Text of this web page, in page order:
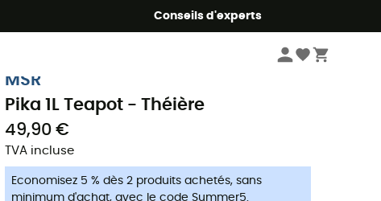
Conseils d'experts
MSR
Pika 1L Teapot - Théière
49,90 €
TVA incluse
Economisez 5 % dès 2 produits achetés, sans
minimum d'achat, avec le code Summer5.